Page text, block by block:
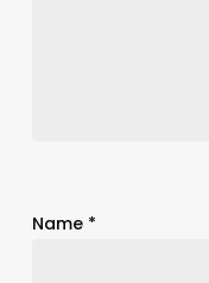
Name *